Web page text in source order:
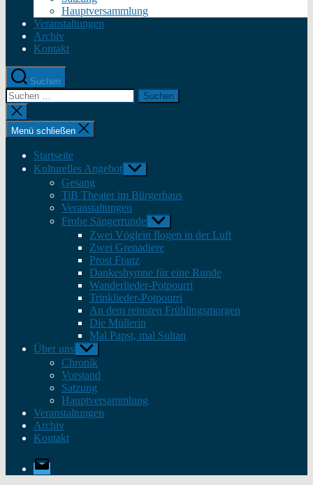
Hauptversammlung
Veranstaltungen
Archiv
Kontakt
Suchen
Suche
nach:
Suche
schließen
Menü schließen
Startseite
Kulturelles Angebot Untermenü
anzeigen
Gesang
TiB Theater im Bürgerhaus
Veranstaltungen
Frohe Sängerrunde Untermenü
anzeigen
Zwei Vöglein flogen in der Luft
Zwei Grenadiere
Prost Franz
Dankeshymne für eine Runde
Wanderlieder-Potpourri
Trinklieder-Potpourri
An dem reinsten Frühlingsmorgen
Die Müllerin
Mal Papst, mal Sultan
Über uns Untermenü
anzeigen
Chronik
Vorstand
Satzung
Hauptversammlung
Veranstaltungen
Archiv
Kontakt
E-
Mail